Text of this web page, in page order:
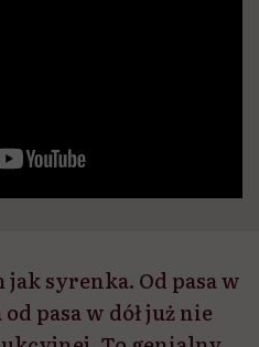
syrenka. Od pasa w
pasa w dół już nie